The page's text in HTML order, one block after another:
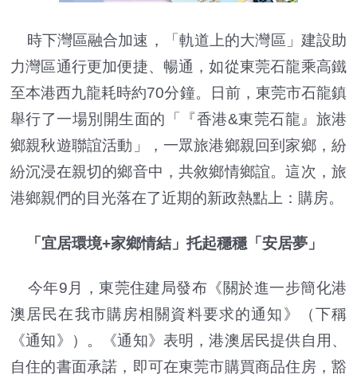
時下灣區融合加速，「軌道上的大灣區」建設助
力灣區通行更加便捷、暢通，如從東莞石龍乘高鐵
至本港西九龍耗時約70分鐘。日前，東莞市石龍鎮
舉行了一場別開生面的「『香港&東莞石龍』旅港
鄉親秋遊聯誼活動」，一眾旅港鄉親回到家鄉，紛
紛沉浸在親切的鄉音中，共敘鄉情鄉誼。這次，旅
港鄉親們的目光落在了近期的新政熱點上：購房。
「宜居環境+家鄉情結」托起穩穩「安居夢」
今年9月，東莞住建局發布《關於進一步簡化港
澳居民在我市購房相關資料要求的通知》（下稱
《通知》）。《通知》表明，港澳居民提供自用、
自住的書面承諾，即可在東莞市購買商品住房，豁